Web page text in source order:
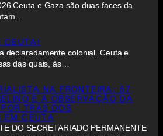
Ceuta e Gaza são duas faces da
CEUTA!
declaradamente colonial. Ceuta e
das quais, às…
NA FRONTEIRA: 57
E A OBSERVAÇÃO DA
TRÁS DOS
EM CEUTA
DO SECRETARIADO PERMANENTE